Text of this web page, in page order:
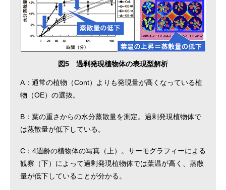
図5 過剰発現植物体の表現型解析
A：通常の植物（Cont）よりも発現量が高くなっている植
物（OE）の選抜。
B：葉の重さからの水分蒸散量を測定。過剰発現植物体で
は蒸散量が低下している。
C：4週齢の植物体の写真（上）。サーモグラフィーによる
観察（下）によって過剰発現植物体では葉温が高く、蒸散
量が低下していることが分かる。